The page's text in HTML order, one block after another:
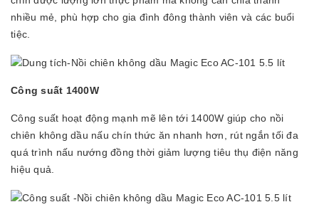
nhiều mẻ, phù hợp cho gia đình đông thành viên và các buổi
tiệc.
Công suất 1400W
Công suất hoạt động mạnh mẽ lên tới 1400W giúp cho nồi
chiên không dầu nấu chín thức ăn nhanh hơn, rút ngắn tối đa
quá trình nấu nướng đồng thời giảm lượng tiêu thụ điện năng
hiệu quả.